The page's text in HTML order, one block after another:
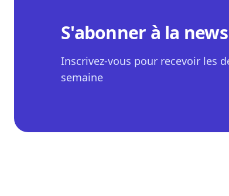
S'abonner à la
Inscrivez-vous pour recevoir les
semaine